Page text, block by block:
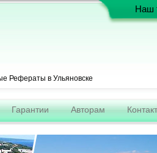
Рефераты в Ульяновске
Наш
Гарантии Авторам